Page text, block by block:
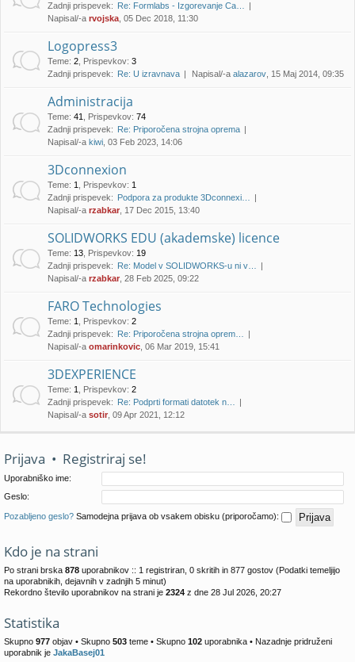
Zadnji prispevek: Re: Formlabs - Izgorevanje Ca…
Napisal/-a rvojska , 05 Dec 2018, 11:30
Logopress3
Teme: 2 Prispevkov: 3
Zadnji prispevek: Re: U izravnava Napisal/-a alazarov , 15 Maj 2014, 09:35
Administracija
Teme: 41 Prispevkov: 74
Zadnji prispevek: Re: Priporočena strojna oprema
Napisal/-a kiwi , 03 Feb 2023, 14:06
3Dconnexion
Teme: 1 Prispevkov: 1
Zadnji prispevek: Podpora za produkte 3Dconnexi…
Napisal/-a rzabkar , 17 Dec 2015, 13:40
SOLIDWORKS EDU (akademske) licence
Teme: 13 Prispevkov: 19
Zadnji prispevek: Re: Model v SOLIDWORKS-u ni v…
Napisal/-a rzabkar , 28 Feb 2025, 09:22
FARO Technologies
Teme: 1 Prispevkov: 2
Zadnji prispevek: Re: Priporočena strojna oprem…
Napisal/-a omarinkovic , 06 Mar 2019, 15:41
3DEXPERIENCE
Teme: 1 Prispevkov: 2
Zadnji prispevek: Re: Podprti formati datotek n…
Napisal/-a sotir , 09 Apr 2021, 12:12
Prijava • Registriraj se!
Uporabniško ime:
Geslo:
Pozabljeno geslo? Samodejna prijava ob vsakem obisku (priporočamo):
Kdo je na strani
Po strani brska 878 uporabnikov :: 1 registriran, 0 skritih in 877 gostov (Podatki temeljijo
na uporabnikih, dejavnih v zadnjih 5 minut)
Rekordno število uporabnikov na strani je 2324 z dne 28 Jul 2026, 20:27
Statistika
Skupno 977 objav • Skupno 503 teme • Skupno 102 uporabnika • Nazadnje pridruženi
uporabnik je JakaBasej01